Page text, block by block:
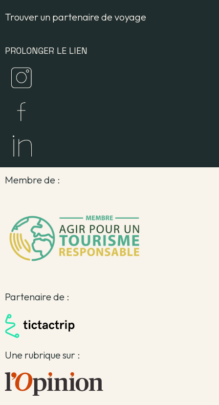
Trouver un partenaire de voyage
PROLONGER LE LIEN
Membre de :
Partenaire de :
Une rubrique sur :